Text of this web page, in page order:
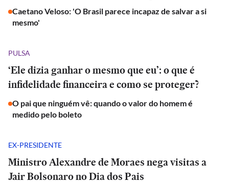
Caetano Veloso: 'O Brasil parece incapaz de salvar a si
mesmo'
PULSA
‘Ele dizia ganhar o mesmo que eu’: o que é
infidelidade financeira e como se proteger?
O pai que ninguém vê: quando o valor do homem é
medido pelo boleto
EX-PRESIDENTE
Ministro Alexandre de Moraes nega visitas a
Jair Bolsonaro no Dia dos Pais